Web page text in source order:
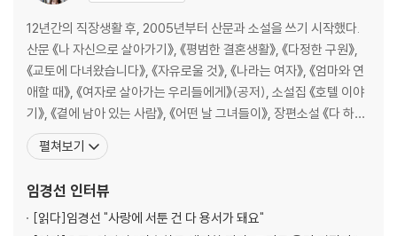
12년간의 직장생활 후, 2005년부터 산문과 소설을 쓰기 시작했다.
산문 《나 자신으로 살아가기》, 《평범한 결혼생활》, 《다정한 구원》,
《교토에 다녀왔습니다》, 《자유로울 것》, 《나라는 여자》, 《엄마와 연
애할 때》, 《여자로 살아가는 우리들에게》(공저), 소설집 《호텔 이야
기》, 《곁에 남아 있는 사람》, 《어떤 날 그녀들이》, 장편소설 《다 하지
못한 말》, 《가만히 부르는 이름》, 《나의 남자》, 《기억해줘》, 좋아하는
작가에 대해 쓴 《어디까지나 개인적인》, 일하는 여성에게 들려주는
의 책을 냈다.
펼쳐보기
임경선 인터뷰
[읽다]임경선 "사랑에 서툰 건 다 용서가 돼요"